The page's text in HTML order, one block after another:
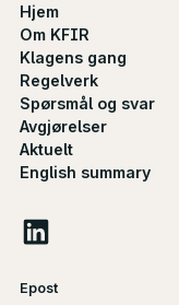
Hjem
Om KFIR
Klagens gang
Regelverk
Spørsmål og svar
Avgjørelser
Aktuelt
English summary
Epost